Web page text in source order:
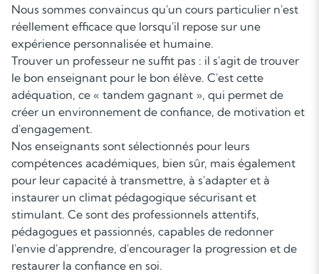
Nous sommes convaincus qu'un cours particulier n'est
réellement efficace que lorsqu'il repose sur une
expérience personnalisée et humaine.
Trouver un professeur ne suffit pas : il s'agit de trouver
le bon enseignant pour le bon élève. C'est cette
adéquation, ce « tandem gagnant », qui permet de
créer un environnement de confiance, de motivation et
d'engagement.
Nos enseignants sont sélectionnés pour leurs
compétences académiques, bien sûr, mais également
pour leur capacité à transmettre, à s'adapter et à
instaurer un climat pédagogique sécurisant et
stimulant. Ce sont des professionnels attentifs,
pédagogues et passionnés, capables de redonner
l'envie d'apprendre, d'encourager la progression et de
restaurer la confiance en soi.